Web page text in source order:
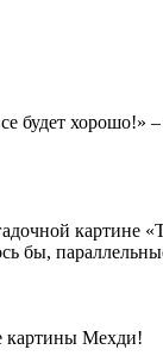
хорошо!»
картине
бы,
картины Мехди!